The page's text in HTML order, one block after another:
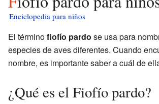
Enciclopedia para niños
El términofiofío pardo se usa para
especies de aves diferentes. Cuando
nombre, es importante saber a cuál de
¿Qué es el Fiofío pardo?